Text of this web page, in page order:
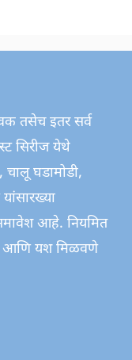
तसेच इतर सर्व
सिरीज येथे
घडामोडी,
समावेश आहे. नियमित
आणि यश मिळवणे